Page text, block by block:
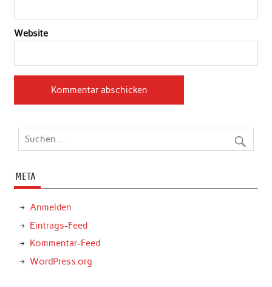
Website
META
Anmelden
Eintrags-Feed
Kommentar-Feed
WordPress.org